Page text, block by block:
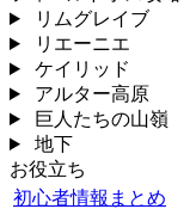
リムグレイブ
リエーニエ
ケイリッド
アルター高原
巨人たちの山嶺
地下
お役立ち
初心者情報まとめ